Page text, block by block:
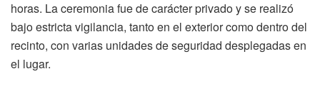
horas. La ceremonia fue de carácter privado y se realizó
bajo estricta vigilancia, tanto en el exterior como dentro del
recinto, con varias unidades de seguridad desplegadas en
el lugar.